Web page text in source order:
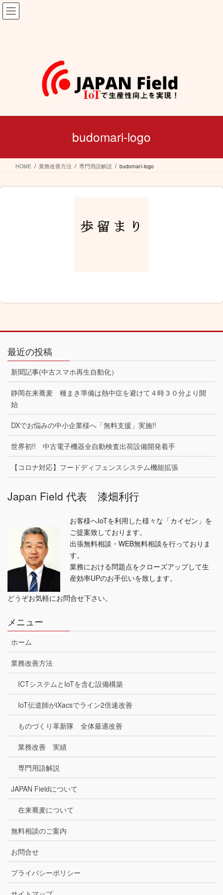
コ
ン
ナ
ビ
budomari-logo
HOME 業務改善方法 専門用語解説 budomari-logo
最近の投稿
新聞記事(中古スマホ再生自動化）
静岡在来蕎麦 種まき準備は熱中症を避けて４時３０分より開
始
DXでお悩みの中小企業様へ「無料支援」実施!!
世界初!! 中古電子機器全自動検査出荷設備開発着手
【コロナ対応】フードディフェンスシステム機能拡張
Japan Field 代表 漆畑利行
お客様へIoTを利用した様々な「カイゼン」を
ご提案致しております。
出張無料相談・WEB無料相談を行っておりま
す。
業務における問題点をクローズアップして生
産効率UPのお手伝いを致します。
どうぞお気軽にお問合せ下さい。
メニュー
ホーム
業務改善方法
ICTシステムとIoTを含む設備構築
IoT伝道師がiXacsでライン2倍速改善
ものづくり革新隊 全体最適改善
業務改善 実績
専門用語解説
JAPAN Fieldについて
在来蕎麦について
無料相談のご案内
お問合せ
プライバシーポリシー